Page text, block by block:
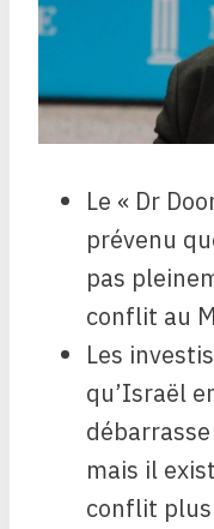
Le « Dr
prévenu
pas
conflit au
Les
qu’Israël
mais il
conflit